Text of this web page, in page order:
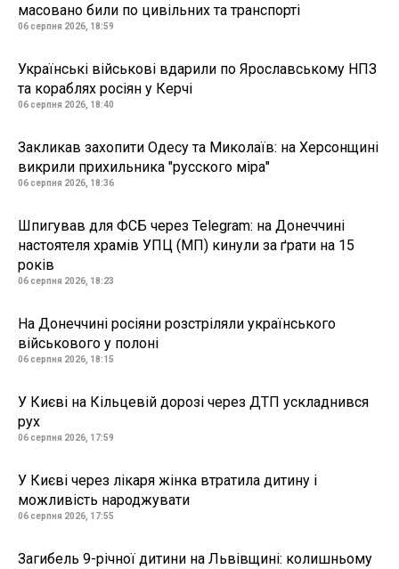
масовано били по цивільних та транспорті
06 серпня 2026, 18:59
Українські військові вдарили по Ярославському НПЗ
та кораблях росіян у Керчі
06 серпня 2026, 18:40
Закликав захопити Одесу та Миколаїв: на Херсонщині
викрили прихильника "русского міра"
06 серпня 2026, 18:36
Шпигував для ФСБ через Telegram: на Донеччині
настоятеля храмів УПЦ (МП) кинули за ґрати на 15
років
06 серпня 2026, 18:23
На Донеччині росіяни розстріляли українського
військового у полоні
06 серпня 2026, 18:15
У Києві на Кільцевій дорозі через ДТП ускладнився
рух
06 серпня 2026, 17:59
У Києві через лікаря жінка втратила дитину і
можливість народжувати
06 серпня 2026, 17:55
Загибель 9-річної дитини на Львівщині: колишньому